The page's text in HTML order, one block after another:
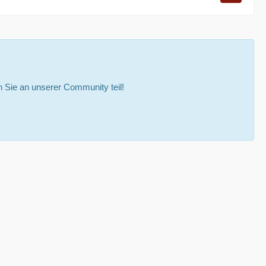
Sie an unserer Community teil!